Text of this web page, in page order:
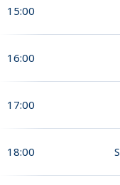
15:00
16:00
17:00
18:00